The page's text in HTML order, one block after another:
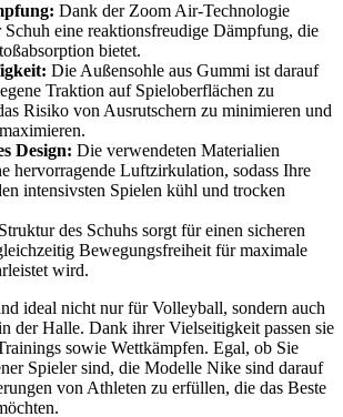
Dank der Zoom Air-Technologie
Schuh eine reaktionsfreudige Dämpfung, die
bietet.
Die Außensohle aus Gummi ist darauf
Traktion auf Spieloberflächen zu
Risiko von Ausrutschern zu minimieren und
Design: Die verwendeten Materialien
hervorragende Luftzirkulation, sodass Ihre
intensivsten Spielen kühl und trocken
des Schuhs sorgt für einen sicheren
Bewegungsfreiheit für maximale
wird.
ideal nicht nur für Volleyball, sondern auch
der Halle. Dank ihrer Vielseitigkeit passen sie
sowie Wettkämpfen. Egal, ob Sie
Spieler sind, die Modelle Nike sind darauf
von Athleten zu erfüllen, die das Beste